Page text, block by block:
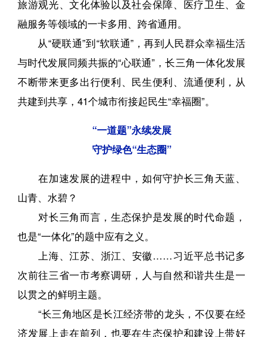
旅游观光、文化体验以及社会保障、医疗卫生、金
融服务等领域的一卡多用、跨省通用。
从“硬联通”到“软联通”，再到人民群众幸福生活
与时代发展同频共振的“心联通”，长三角一体化发展
不断带来更多出行便利、民生便利、流通便利，从
共建到共享，41个城市衔接起民生“幸福圈”。
“一道题”永续发展
守护绿色“生态圈”
在加速发展的进程中，如何守护长三角天蓝、
山青、水碧？
对长三角而言，生态保护是发展的时代命题，
也是“一体化”的题中应有之义。
上海、江苏、浙江、安徽……习近平总书记多
次前往三省一市考察调研，人与自然和谐共生是一
以贯之的鲜明主题。
“长三角地区是长江经济带的龙头，不仅要在经
济发展上走在前列，也要在生态保护和建设上带好